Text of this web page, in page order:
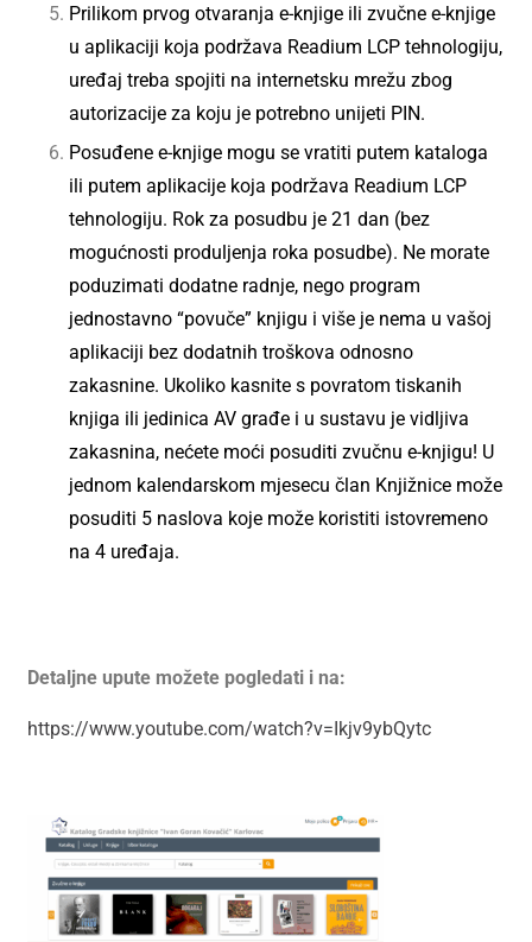
Prilikom prvog otvaranja e-knjige ili zvučne e-knjige
u aplikaciji koja podržava Readium LCP tehnologiju,
uređaj treba spojiti na internetsku mrežu zbog
autorizacije za koju je potrebno unijeti PIN.
Posuđene e-knjige mogu se vratiti putem kataloga
ili putem aplikacije koja podržava Readium LCP
tehnologiju. Rok za posudbu je 21 dan (bez
mogućnosti produljenja roka posudbe). Ne morate
poduzimati dodatne radnje, nego program
jednostavno “povuče” knjigu i više je nema u vašoj
aplikaciji bez dodatnih troškova odnosno
zakasnine. Ukoliko kasnite s povratom tiskanih
knjiga ili jedinica AV građe i u sustavu je vidljiva
zakasnina, nećete moći posuditi zvučnu e-knjigu! U
jednom kalendarskom mjesecu član Knjižnice može
posuditi 5 naslova koje može koristiti istovremeno
na 4 uređaja.
Detaljne upute možete pogledati i na:
https://www.youtube.com/watch?v=Ikjv9ybQytc